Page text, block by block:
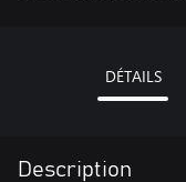
DÉTAILS
Description